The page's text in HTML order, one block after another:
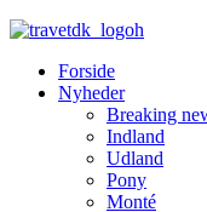
Forside
Nyheder
Breaking
Indland
Udland
Pony
Monté